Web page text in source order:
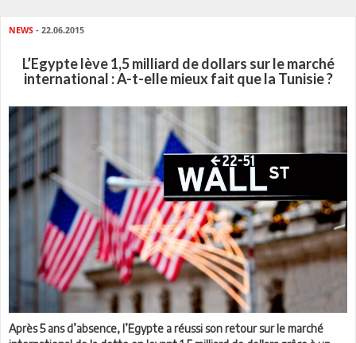
NEWS - 22.06.2015
L’Egypte lève 1,5 milliard de dollars sur le marché
international : A-t-elle mieux fait que la Tunisie ?
Après 5 ans d’absence, l’Egypte a réussi son retour sur le marché